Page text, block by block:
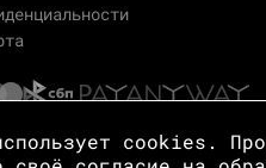
cookies.